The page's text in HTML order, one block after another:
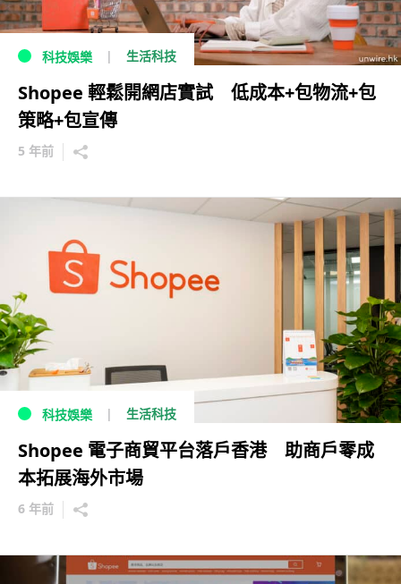
科技娛樂 生活科技
Shopee 輕鬆開網店實試 低成本+包物流+包
策略+包宣傳
5 年前
科技娛樂 生活科技
Shopee 電子商貿平台落戶香港 助商戶零成
本拓展海外市場
6 年前